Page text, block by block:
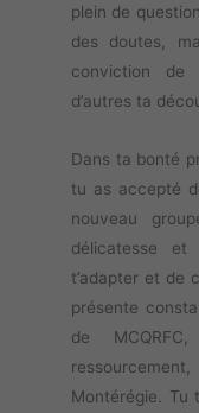
plein de
des doutes,
conviction de
d’autres ta
Dans ta bonté
tu as accepté
nouveau
délicatesse
t’adapter et de
présente
de
Montérégie. Tu